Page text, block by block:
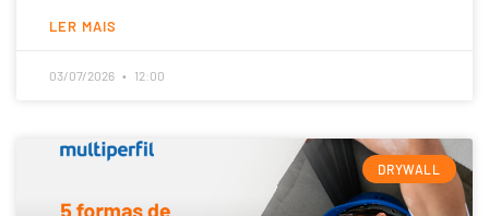
LER MAIS
03/07/2026 12:00
DRYWALL